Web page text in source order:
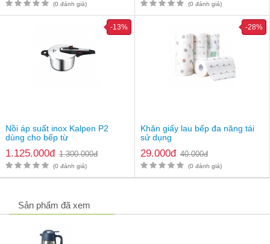
(0 đánh giá) (0 đánh giá)
Nồi áp suất inox Kalpen P2
dùng cho bếp từ
1.125.000đ 1.300.000đ
-13%
(0 đánh giá)
Khăn giấy lau bếp đa năng tái
sử dụng
29.000đ 40.000đ
-28%
(0 đánh giá)
Sản phẩm đã xem